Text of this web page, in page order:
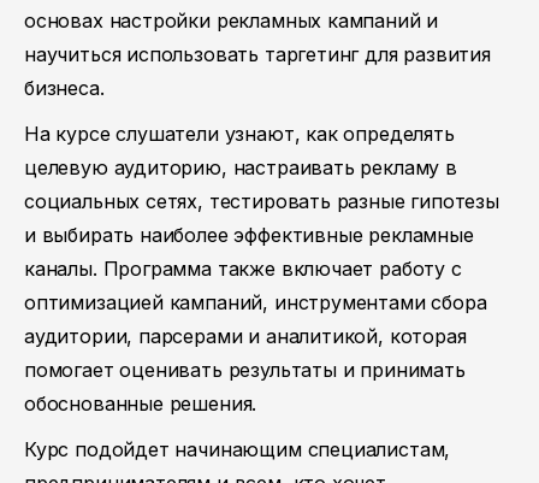
основах настройки рекламных кампаний и
научиться использовать таргетинг для развития
бизнеса.
На курсе слушатели узнают, как определять
целевую аудиторию, настраивать рекламу в
социальных сетях, тестировать разные гипотезы
и выбирать наиболее эффективные рекламные
каналы. Программа также включает работу с
оптимизацией кампаний, инструментами сбора
аудитории, парсерами и аналитикой, которая
помогает оценивать результаты и принимать
обоснованные решения.
Курс подойдет начинающим специалистам,